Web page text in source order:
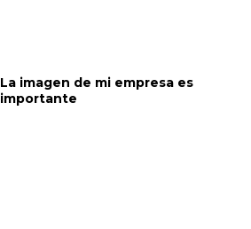
La imagen de mi empresa es
importante